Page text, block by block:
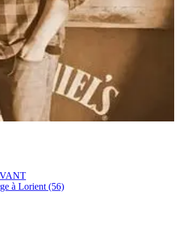
à Lorient (56)